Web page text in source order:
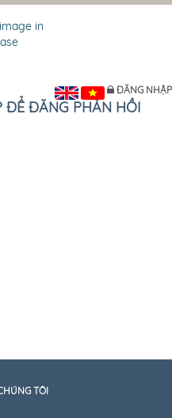
ĐĂNG NHẬP
ĐỂ ĐĂNG PHẢN HỒI
TÔI